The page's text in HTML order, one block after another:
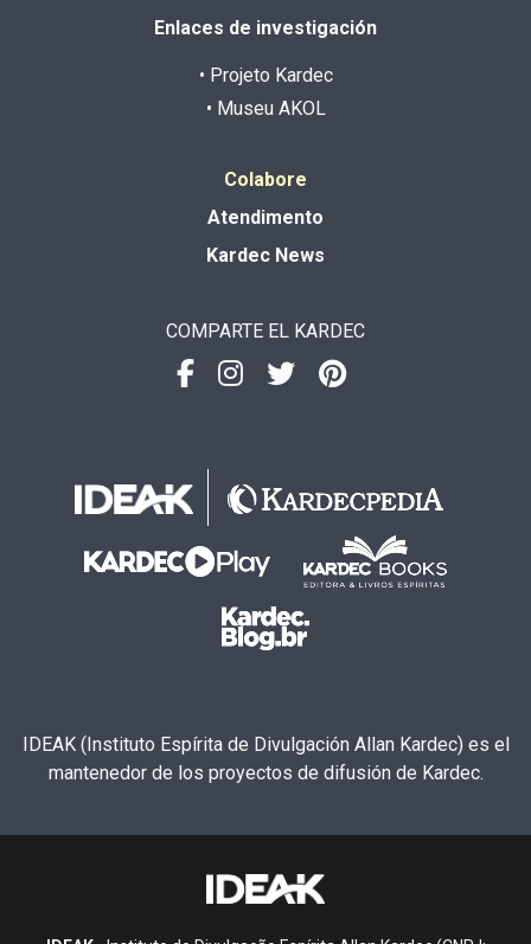
Enlaces de investigación
• Projeto Kardec
• Museu AKOL
Colabore
Atendimento
Kardec News
COMPARTE EL KARDEC
IDEAK (Instituto Espírita de Divulgación Allan Kardec) es el
mantenedor de los proyectos de difusión de Kardec.